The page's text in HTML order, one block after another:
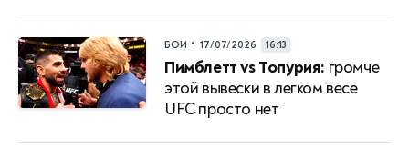
БОИ • 17/07/2026 16:13
Пимблетт vs Топурия: громче
этой вывески в легком весе
UFC просто нет